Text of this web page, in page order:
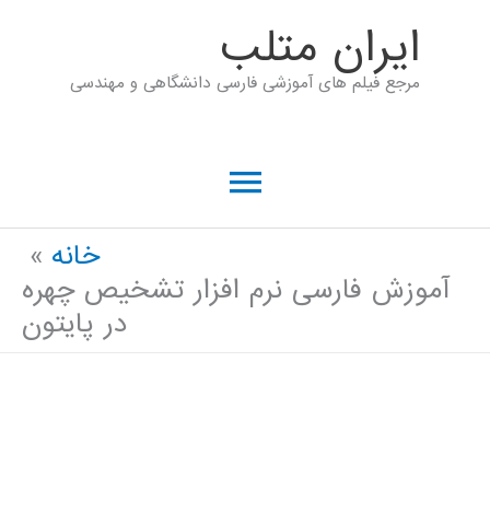
ايران متلب
مرجع فیلم های آموزشی فارسی دانشگاهی و مهندسی
فهرست
خانه
آموزش فارسی نرم افزار تشخیص چهره
در پایتون